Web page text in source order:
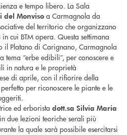
e tempo libero. La Sala
del Monviso a Carmagnola da
del territorio che organizzano
cui BTM opera. Questa settimana
il Platano di Carignano, Carmagnola
tema “erbe edibili”, per conoscere e
in natura e le proprietà
di aprile, con il rifiorire della
per riconoscere le piante e le
ed erborista dott.sa Silvia Maria
due lezioni teoriche serali più
la quale sarà possibile esercitarsi